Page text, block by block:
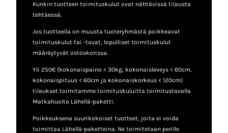
Kunkin tuotteen toimituskulut ovat nähtävissä tilausta
tehtäessä.
Jos tuotteella on muusta tuoteryhmästä poikkeavat
toimituskulut tai -tavat, lopulliset toimituskulut
määräytyvät ostoskorissa.
Yli 250€ (kokonaispaino < 30kg, kokonaisleveys < 60cm,
kokonaispituus < 60cm ja kokonaiskorkeus < 120cm)
tilaukset toimitamme toimituskuluitta toimitustavalla
Matkahuolto Lähellä-paketti.
Poikkeuksena suurikokoiset tuotteet, joita ei voida
toimittaa Lähellä-paketteina. Ne toimitetaan perille